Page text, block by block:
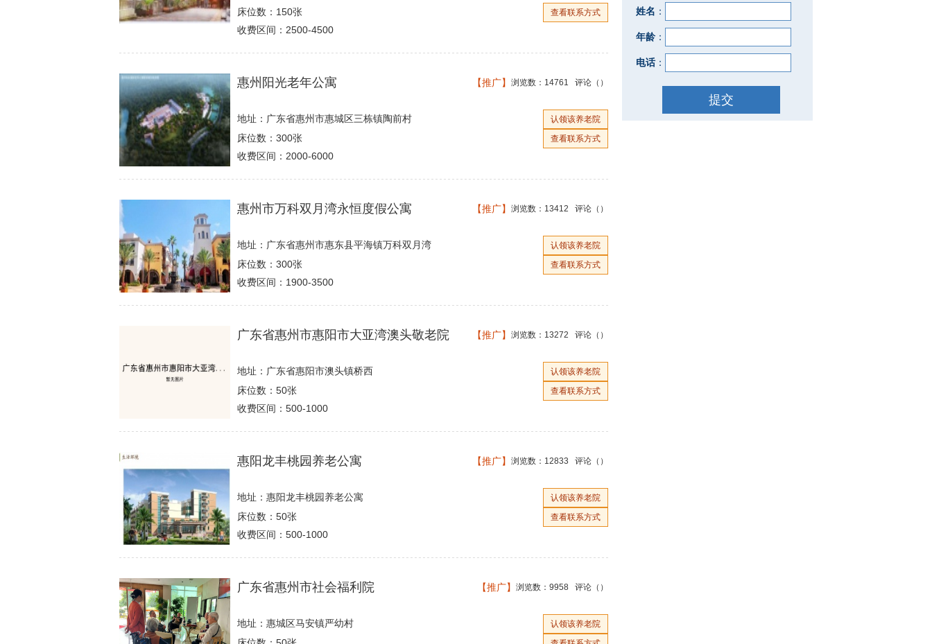
查看联系方式
床位数：150张
收费区间：2500-4500
浏览数：14761 评论（ ）
【推广】
惠州阳光老年公寓
认领该养老院
地址：广东省惠州市惠城区三栋镇陶前村
查看联系方式
床位数：300张
收费区间：2000-6000
浏览数：13412 评论（ ）
【推广】
惠州市万科双月湾永恒度假公寓
认领该养老院
地址：广东省惠州市惠东县平海镇万科双月湾
查看联系方式
床位数：300张
收费区间：1900-3500
浏览数：13272 评论（ ）
【推广】
广东省惠州市惠阳市大亚湾澳头敬老院
认领该养老院
地址：广东省惠阳市澳头镇桥西
查看联系方式
床位数：50张
收费区间：500-1000
浏览数：12833 评论（ ）
【推广】
惠阳龙丰桃园养老公寓
认领该养老院
地址：惠阳龙丰桃园养老公寓
查看联系方式
床位数：50张
收费区间：500-1000
浏览数：9958 评论（ ）
【推广】
广东省惠州市社会福利院
认领该养老院
地址：惠城区马安镇严幼村
姓名 ：
年龄：
电话：